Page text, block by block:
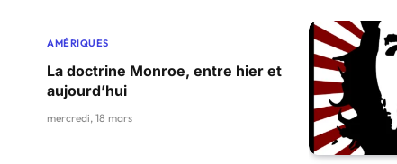
AMÉRIQUES
La doctrine Monroe, entre hier et
aujourd’hui
mercredi, 18 mars